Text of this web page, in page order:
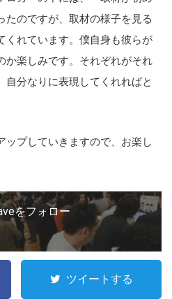
たのですが、取材の様子を見る
くれています。僕自身も彼らが
か楽しみです。それぞれがそれ
自分なりに表現してくれればと
プしていきますので、お楽し
をフォロー
ツイートする